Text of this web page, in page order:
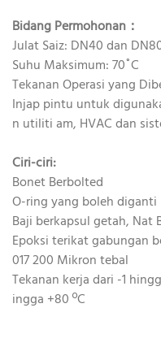
Bidang Permohonan：
Julat Saiz: DN40 dan
Suhu Maksimum: 70˚C
Tekanan Operasi yang
Injap pintu untuk
n utiliti am, HVAC dan
Ciri-ciri:
Bonet Berbolted
O-ring yang boleh diganti
Baji berkapsul getah, Nat
Epoksi terikat gabungan
017 200 Mikron tebal
Tekanan kerja dari -1
ingga +80 ºC